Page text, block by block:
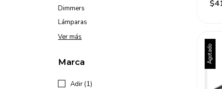
Dimmers
Lámparas
Ver más
Marca
Adir (1)
Agotado